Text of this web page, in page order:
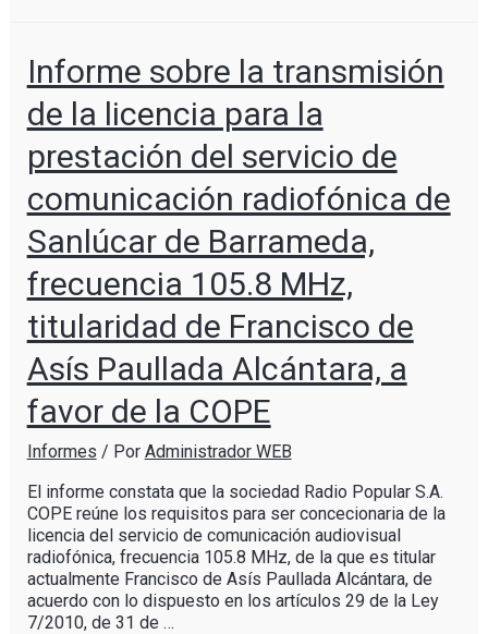
Informe sobre la transmisión
de la licencia para la
prestación del servicio de
comunicación radiofónica de
Sanlúcar de Barrameda,
frecuencia 105.8 MHz,
titularidad de Francisco de
Asís Paullada Alcántara, a
favor de la COPE
Informes / Por Administrador WEB
El informe constata que la sociedad Radio Popular S.A.
COPE reúne los requisitos para ser concecionaria de la
licencia del servicio de comunicación audiovisual
radiofónica, frecuencia 105.8 MHz, de la que es titular
actualmente Francisco de Asís Paullada Alcántara, de
acuerdo con lo dispuesto en los artículos 29 de la Ley
7/2010, de 31 de …